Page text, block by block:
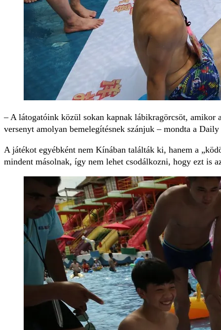
– A látogatóink közül sokan kapnak lábikragörcsöt,
versenyt amolyan bemelegítésnek szánjuk – mondta a
A játékot egyébként nem Kínában találták ki, hanem a
mindent másolnak, így nem lehet csodálkozni, hogy ezt is